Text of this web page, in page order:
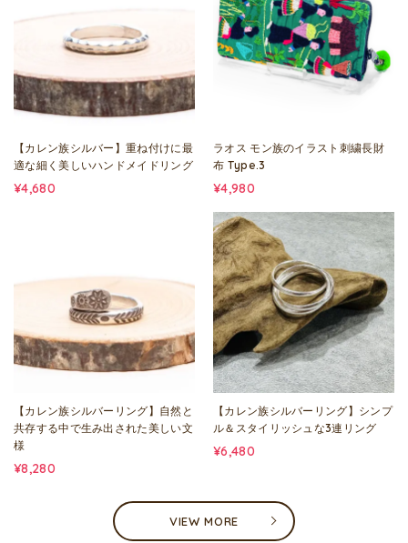
【カレン族シルバー】重ね付けに最
適な細く美しいハンドメイドリング
¥4,680
ラオス モン族のイラスト刺繍長財
布 Type.3
¥4,980
【カレン族シルバーリング】自然と
共存する中で生み出された美しい文
様
¥8,280
【カレン族シルバーリング】シンプ
ル＆スタイリッシュな3連リング
¥6,480
VIEW MORE